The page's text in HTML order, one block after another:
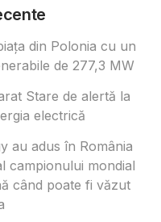
din Polonia cu un
de 277,3 MW
Stare de alertă la
electrică
au adus în România
campionului mondial
când poate fi văzut